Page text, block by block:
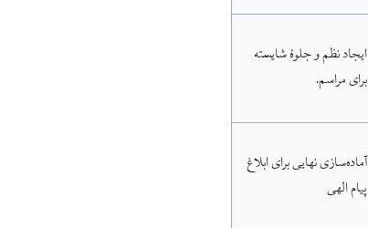
ایجاد نظم و جلوهٔ شایسته
برای مراسم.
آماده‌سازی نهایی برای ابلاغ
پیام الهی